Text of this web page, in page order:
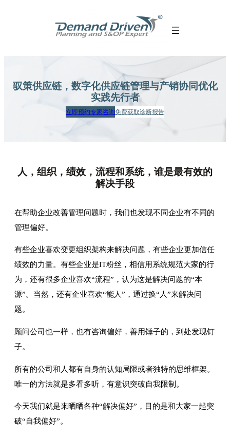
驭策供应链，数字化供应链管理与产销协同优化
实践先行者
立即预约专家咨询免费获取诊断报告
人，组织，绩效，流程和系统，谁是最有效的
解决手段
在帮助企业改善管理问题时，我们也发现不同企业有不同的
管理偏好。
有些企业喜欢变更组织架构来解决问题，有些企业更加信任
绩效的力量。有些企业是IT粉丝，相信用系统规范大家的行
为，还有很多企业喜欢“流程”，认为这是解决问题的“本
源”。当然，还有企业喜欢“能人”，通过换“人”来解决问
题。
顾问公司也一样，也有咨询偏好，善用锤子的，到处发现钉
子。
所有的公司和人都有自身的认知局限或者独特的思维框架。
唯一的方法就是多看多听，有意识突破自我限制。
今天我们就是来晒晒各种“解决偏好”，目的是和大家一起突
破“自我偏好”。